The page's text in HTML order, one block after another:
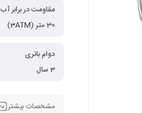
مقاومت در برابر آب
30 متر (3ATM)
دوام باتری
3 سال
مشخصات بیشتر